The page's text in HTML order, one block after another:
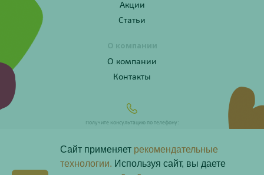
Акции
Статьи
О компании
О компании
Контакты
Получите консультацию по телефону:
Сайт применяет рекомендательные
технологии. Используя сайт, вы даете